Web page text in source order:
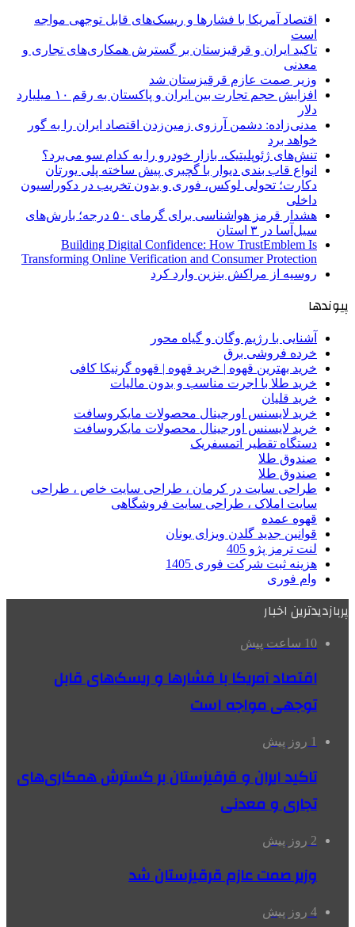
اقتصاد آمریکا با فشارها و ریسک‌های قابل توجهی مواجه
است
تاکید ایران و قرقیزستان بر گسترش همکاری‌های تجاری و
معدنی
وزیر صمت عازم قرقیزستان شد
افزایش حجم تجارت بین ایران و پاکستان به رقم ۱۰ میلیارد
دلار
مدنی‌زاده: دشمن آرزوی زمین‌زدن اقتصاد ایران را به گور
خواهد برد
تنش‌های ژئوپلیتیک، بازار خودرو را به کدام سو می‌برد؟
انواع قاب بندی دیوار با گچبری پیش ساخته پلی یورتان
دکارت؛ تحولی لوکس، فوری و بدون تخریب در دکوراسیون
داخلی
هشدار قرمز هواشناسی برای گرمای ۵۰ درجه؛ بارش‌های
سیل‌آسا در ۳ استان
Building Digital Confidence: How TrustEmblem Is
Transforming Online Verification and Consumer Protection
روسیه از مراکش بنزین وارد کرد
پیوندها
آشنایی با رژیم وگان و گیاه محور
خرده فروشی برق
خرید بهترین قهوه | خرید قهوه | قهوه گرنیکا کافی
خرید طلا با اجرت مناسب و بدون مالیات
خرید قلیان
خرید لایسنس اورجینال محصولات مایکروسافت
خرید لایسنس اورجینال محصولات مایکروسافت
دستگاه تقطیر اتمسفریک
صندوق طلا
صندوق طلا
طراحی سایت در کرمان ، طراحی سایت خاص ، طراحی
سایت املاک ، طراحی سایت فروشگاهی
قهوه عمده
قوانین جدید گلدن ویزای یونان
لنت ترمز پژو 405
هزینه ثبت شرکت فوری 1405
وام فوری
پربازدیدترین اخبار
10 ساعت پیش
اقتصاد آمریکا با فشارها و ریسک‌های قابل
توجهی مواجه است
1 روز پیش
تاکید ایران و قرقیزستان بر گسترش همکاری‌های
تجاری و معدنی
2 روز پیش
وزیر صمت عازم قرقیزستان شد
4 روز پیش